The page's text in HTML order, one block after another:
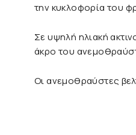
την κυκλοφορία του
Σε υψηλή ηλιακή
άκρο του
Οι ανεμοθραύστες